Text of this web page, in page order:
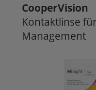
CooperVision
Kontaktlinse
Management